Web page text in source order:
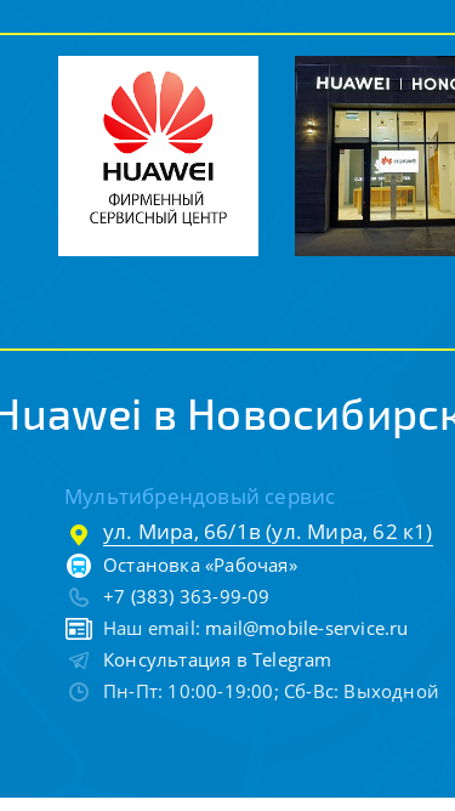
в
Мультибрендовый сервис
ул. Мира, 66/1в (ул. Мира, 62 к1)
Остановка «Рабочая»
+7 (383) 363-99-09
Наш email: mail@mobile-service.ru
Консультация в Telegram
Пн-Пт: 10:00-19:00; Сб-Вс: Выходной